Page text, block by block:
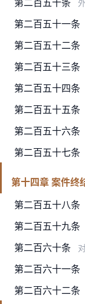
外
第二百五十一条
第二百五十二条
第二百五十三条
第二百五十四条
第二百五十五条
第二百五十六条
第二百五十七条
第十四章 案件终
第二百五十八条
第二百五十九条
第二百六十条 对
第二百六十一条
第二百六十二条